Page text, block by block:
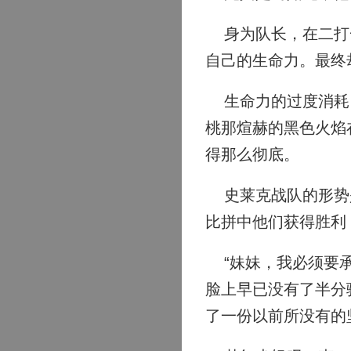
身为队长，在二打
自己的生命力。最
生命力的过度消耗
桃那煊赫的黑色火
得那么彻底。
史莱克战队的形势
比拼中他们获得胜
“妹妹，我必须要
脸上早已没有了半
了一份以前所没有的